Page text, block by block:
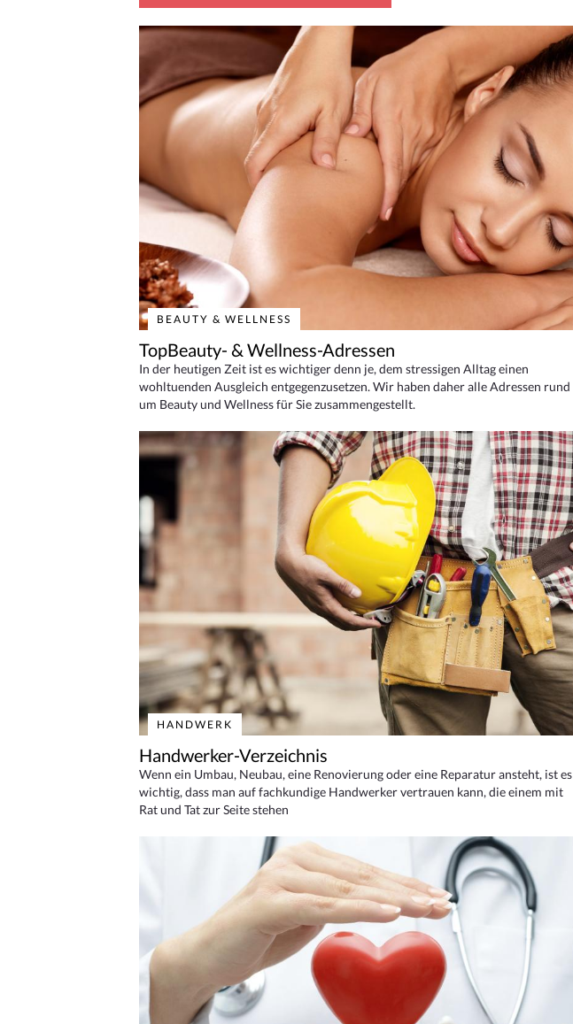
BEAUTY & WELLNESS
TopBeauty- & Wellness-Adressen
In der heutigen Zeit ist es wichtiger denn je, dem stressigen Alltag einen
wohltuenden Ausgleich entgegenzusetzen. Wir haben daher alle Adressen rund
um Beauty und Wellness für Sie zusammengestellt.
HANDWERK
Handwerker-Verzeichnis
Wenn ein Umbau, Neubau, eine Renovierung oder eine Reparatur ansteht, ist es
wichtig, dass man auf fachkundige Handwerker vertrauen kann, die einem mit
Rat und Tat zur Seite stehen